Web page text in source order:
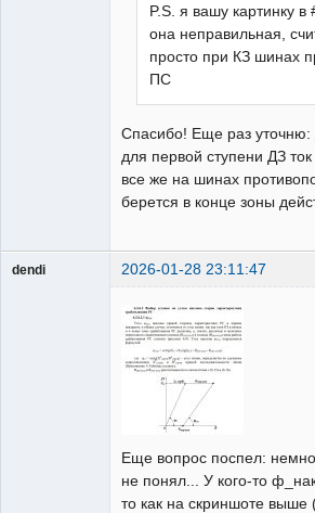
P.S. я вашу картинку в
она неправильная,
просто при КЗ шинах
ПС
Спасибо! Еще раз уточню:
для первой ступени ДЗ
все же на шинах
берется в конце зоны
dendi 2026-01-28 23:11:47
Еще вопрос поспел:
не понял... У кого-то
то как на скриншоте выше